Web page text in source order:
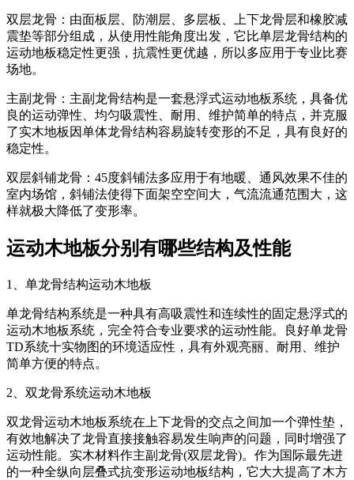
双层龙骨：由面板层、防潮层、多层板、上下龙骨层和橡胶减
震垫等部分组成，从使用性能角度出发，它比单层龙骨结构的
运动地板稳定性更强，抗震性更优越，所以多应用于专业比赛
场地。
主副龙骨：主副龙骨结构是一套悬浮式运动地板系统，具备优
良的运动弹性、均匀吸震性、耐用、维护简单的特点，并克服
了实木地板因单体龙骨结构容易旋转变形的不足，具有良好的
稳定性。
双层斜铺龙骨：45度斜铺法多应用于有地暖、通风效果不佳的
室内场馆，斜铺法使得下面架空空间大，气流流通范围大，这
样就极大降低了变形率。
运动木地板分别有哪些结构及性能
1、单龙骨结构运动木地板
单龙骨结构系统是一种具有高吸震性和连续性的固定悬浮式的
运动木地板系统，完全符合专业要求的运动性能。良好单龙骨
TD系统十实物图的环境适应性，具有外观亮丽、耐用、维护
简单方便的特点。
2、双龙骨系统运动木地板
双龙骨运动木地板系统在上下龙骨的交点之间加一个弹性垫，
有效地解决了龙骨直接接触容易发生响声的问题，同时增强了
运动性能。实木材料作主副龙骨(双层龙骨)。作为国际最先进
的一种全纵向层叠式抗变形运动地板结构，它大大提高了木方